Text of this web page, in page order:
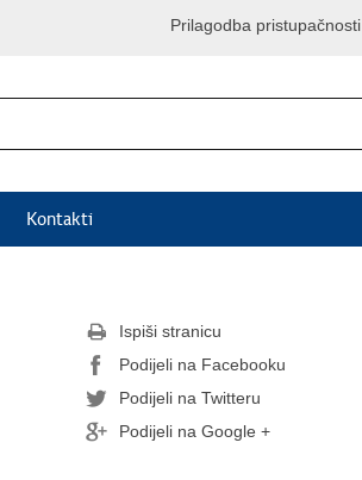
Prilagodba pristupačnosti
Kontakti
Ispiši stranicu
Podijeli na Facebooku
Podijeli na Twitteru
Podijeli na Google +